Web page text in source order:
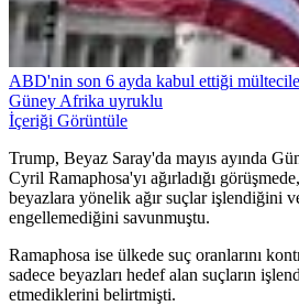
ABD'nin son 6 ayda kabul ettiği
Güney Afrika uyruklu
İçeriği Görüntüle
Trump, Beyaz Saray'da mayıs ayında
Cyril Ramaphosa'yı ağırladığı
beyazlara yönelik ağır suçlar işlendiğini
engellemediğini savunmuştu.
Ramaphosa ise ülkede suç oranlarını
sadece beyazları hedef alan suçların
etmediklerini belirtmişti.